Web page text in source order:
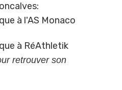
à l'AS Monaco
à RéAthletik
retrouver son